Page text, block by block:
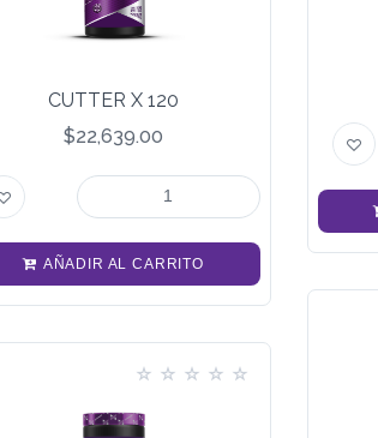
CUTTER X 120
$22,639.00
AÑADIR AL CARRITO